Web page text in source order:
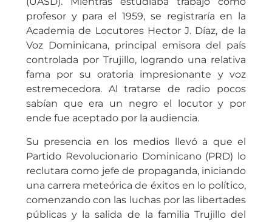
profesor y para el 1959, se registraría en la
Academia de Locutores Hector J. Díaz, de la
Voz Dominicana, principal emisora del país
controlada por Trujillo, logrando una relativa
fama por su oratoria impresionante y voz
estremecedora. Al tratarse de radio pocos
sabían que era un negro el locutor y por
ende fue aceptado por la audiencia.
Su presencia en los medios llevó a que el
Partido Revolucionario Dominicano (PRD) lo
reclutara como jefe de propaganda, iniciando
una carrera meteórica de éxitos en lo político,
comenzando con las luchas por las libertades
públicas y la salida de la familia Trujillo del